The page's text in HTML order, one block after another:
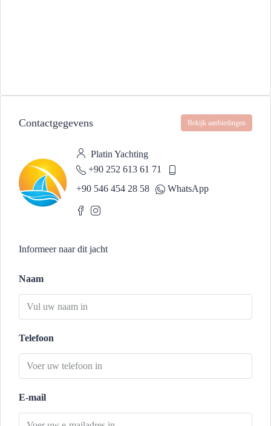
Contactgegevens Bekijk aanbiedingen
Platin Yachting
+90 252 613 61 71
+90 546 454 28 58
WhatsApp
Informeer naar dit jacht
Naam
Telefoon
E-mail